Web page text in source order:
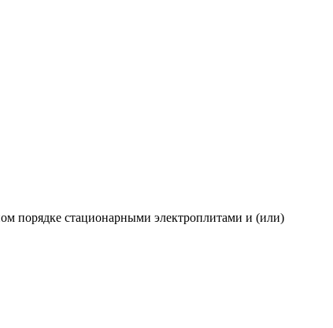
порядке стационарными электроплитами и (или)